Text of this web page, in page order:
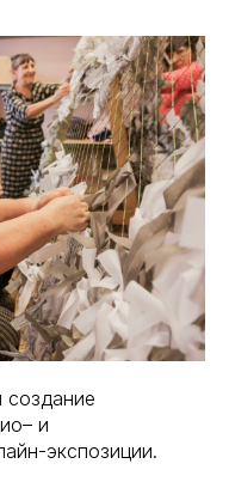
создание
и
экспозиции.